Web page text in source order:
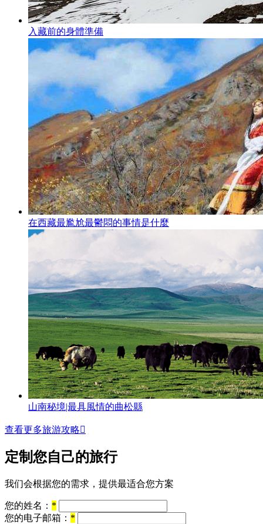
入藏前的身體準備
在西藏最尷尬最鬱悶的事情是什麼
山南秘境|最具風情的曲松縣
查看更多旅游攻略
定制您自己的旅行
我们会根据您的需求，提供最适合您方案
您的姓名： *
您的电子邮箱： *